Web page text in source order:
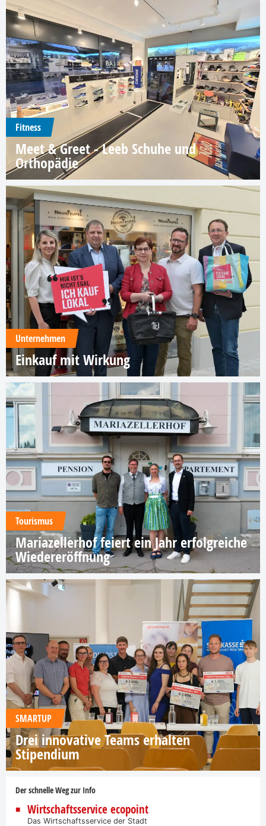
Fitness
Meet & Greet - Leeb Schuhe und
Orthopädie
Unternehmen
Einkauf mit Wirkung
Tourismus
Mariazellerhof feiert ein Jahr erfolgreiche
Wiedereröffnung
SMARTUP
Drei innovative Teams erhalten
Stipendium
Der schnelle Weg zur Info
Wirtschaftsservice ecopoint
Das Wirtschaftsservice der Stadt